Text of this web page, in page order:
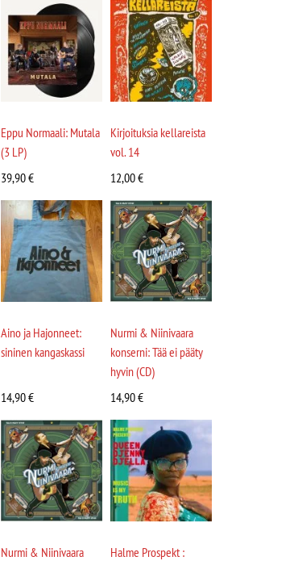
Eppu Normaali: Mutala
(3 LP)
39,90€
Kirjoituksia kellareista
vol. 14
12,00€
Aino ja Hajonneet:
sininen kangaskassi
14,90€
Nurmi & Niinivaara
konserni: Tää ei pääty
hyvin (CD)
14,90€
Nurmi & Niinivaara
Halme Prospekt :